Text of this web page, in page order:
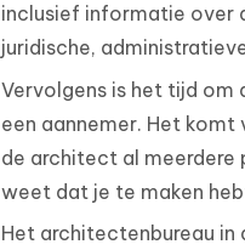
inclusief informatie over
juridische,
Vervolgens is het tijd om
een aannemer. Het
de architect al meerdere
weet dat je te maken
Het architectenbureau